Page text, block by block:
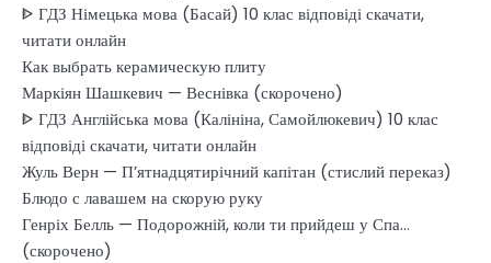
ᐈ ГДЗ Німецька мова (Басай) 10 клас відповіді скачати,
читати онлайн
Как выбрать керамическую плиту
Маркіян Шашкевич — Веснівка (скорочено)
ᐈ ГДЗ Англійська мова (Калініна, Самойлюкевич) 10 клас
відповіді скачати, читати онлайн
Жуль Верн — П’ятнадцятирічний капітан (стислий переказ)
Блюдо с лавашем на скорую руку
Генріх Белль — Подорожній, коли ти прийдеш у Спа…
(скорочено)